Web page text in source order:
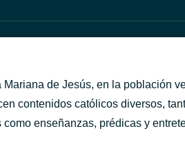
Marcela Gael-Batallón 3.16
de Jesús, en la población
contenidos católicos diversos,
enseñanzas, prédicas y